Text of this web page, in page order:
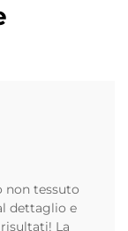
non tessuto
dettaglio e
La